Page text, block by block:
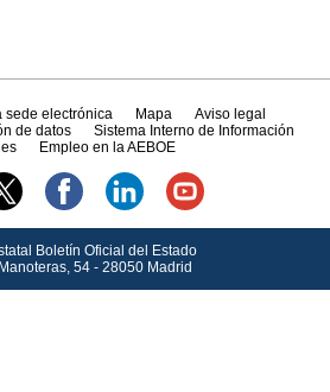
sede electrónica Mapa
Aviso legal
de datos
Sistema Interno de Información
Empleo en la AEBOE
Boletín Oficial del Estado
54 - 28050 Madrid